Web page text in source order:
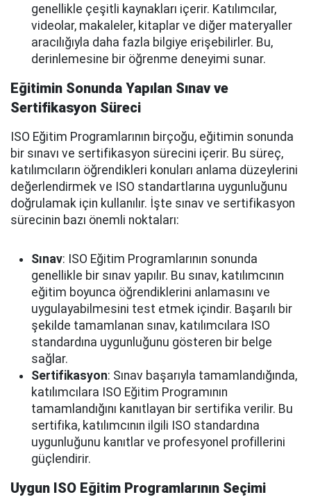
genellikle çeşitli kaynakları içerir. Katılımcılar,
videolar, makaleler, kitaplar ve diğer materyaller
aracılığıyla daha fazla bilgiye erişebilirler. Bu,
derinlemesine bir öğrenme deneyimi sunar.
Eğitimin Sonunda Yapılan Sınav ve
Sertifikasyon Süreci
ISO Eğitim Programlarının birçoğu, eğitimin sonunda
bir sınavı ve sertifikasyon sürecini içerir. Bu süreç,
katılımcıların öğrendikleri konuları anlama düzeylerini
değerlendirmek ve ISO standartlarına uygunluğunu
doğrulamak için kullanılır. İşte sınav ve sertifikasyon
sürecinin bazı önemli noktaları:
Sınav: ISO Eğitim Programlarının sonunda
genellikle bir sınav yapılır. Bu sınav, katılımcının
eğitim boyunca öğrendiklerini anlamasını ve
uygulayabilmesini test etmek içindir. Başarılı bir
şekilde tamamlanan sınav, katılımcılara ISO
standardına uygunluğunu gösteren bir belge
sağlar.
Sertifikasyon: Sınav başarıyla tamamlandığında,
katılımcılara ISO Eğitim Programının
tamamlandığını kanıtlayan bir sertifika verilir. Bu
sertifika, katılımcının ilgili ISO standardına
uygunluğunu kanıtlar ve profesyonel profillerini
güçlendirir.
Uygun ISO Eğitim Programlarının Seçimi